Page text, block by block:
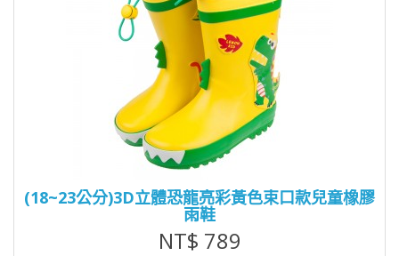
(18~23公分)3D立體恐龍亮彩黃色束口款兒童橡膠
雨鞋
NT$ 789